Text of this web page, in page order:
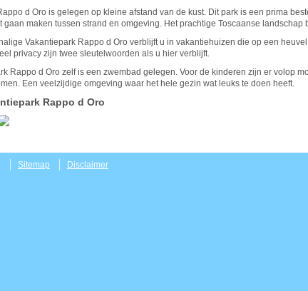
d Oro is gelegen op kleine afstand van de kust. Dit park is een prima
gaan maken tussen strand en omgeving. Het prachtige Toscaanse landschap
Vakantiepark Rappo d Oro verblijft u in vakantiehuizen die op een
privacy zijn twee sleutelwoorden als u hier verblijft.
Rappo d Oro zelf is een zwembad gelegen. Voor de kinderen zijn er volop
Een veelzijdige omgeving waar het hele gezin wat leuks te doen heeft.
Rappo d Oro
Sitemap Disclaimer